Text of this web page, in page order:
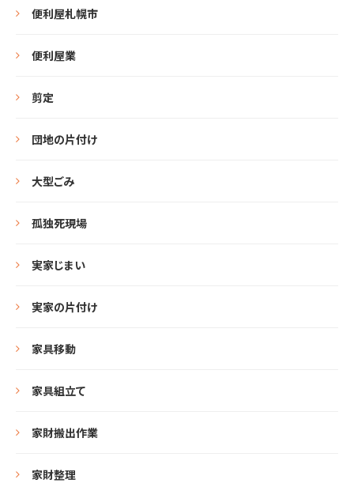
便利屋札幌市
便利屋業
剪定
団地の片付け
大型ごみ
孤独死現場
実家じまい
実家の片付け
家具移動
家具組立て
家財搬出作業
家財整理